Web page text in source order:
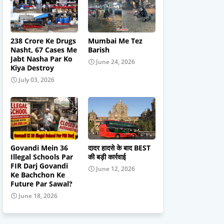
238 Crore Ke Drugs
Nasht, 67 Cases Me
Jabt Nasha Par Ko
Kiya Destroy
July 03, 2026
Mumbai Me Tez
Barish
June 24, 2026
Govandi Mein 36
Illegal Schools Par
FIR Darj Govandi
Ke Bachchon Ke
Future Par Sawal?
June 18, 2026
दादर हादसे के बाद BEST
की बड़ी कार्रवाई
June 12, 2026